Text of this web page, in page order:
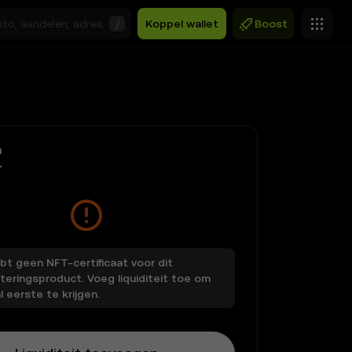
/ Koppel wallet Boost
geen NFT-certificaat voor dit
Voeg liquiditeit toe om
eerste te krijgen.